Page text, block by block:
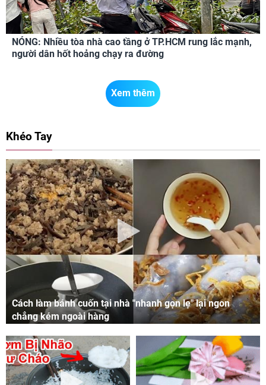
NÓNG: Nhiều tòa nhà cao tầng ở TP.HCM rung lắc mạnh,
người dân hốt hoảng chạy ra đường
Xem thêm
Khéo Tay
Cách làm bánh cuốn tại nhà "nhanh gọn lẹ" lại ngon
chẳng kém ngoài hàng